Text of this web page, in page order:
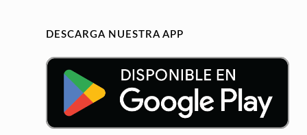
DESCARGA NUESTRA APP